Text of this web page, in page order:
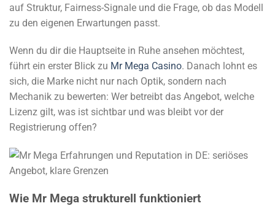
auf Struktur, Fairness-Signale und die Frage, ob das Modell
zu den eigenen Erwartungen passt.
Wenn du dir die Hauptseite in Ruhe ansehen möchtest,
führt ein erster Blick zu Mr Mega Casino. Danach lohnt es
sich, die Marke nicht nur nach Optik, sondern nach
Mechanik zu bewerten: Wer betreibt das Angebot, welche
Lizenz gilt, was ist sichtbar und was bleibt vor der
Registrierung offen?
Wie Mr Mega strukturell funktioniert